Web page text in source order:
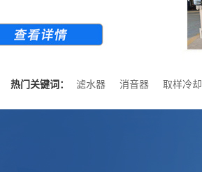
热门关键词： 滤水器 消音器 取样冷